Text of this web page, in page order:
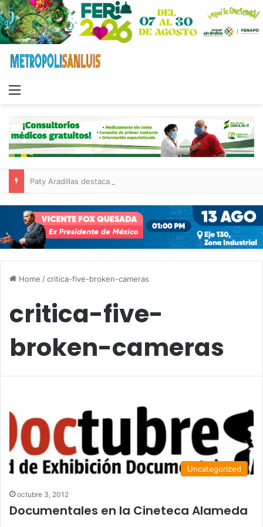
Home /critica-five-broken-cameras
critica-five-
broken-cameras
Uncategorized
octubre 3, 2012
Documentales en la Cineteca Alameda